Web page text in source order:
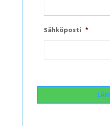
Sähköposti *